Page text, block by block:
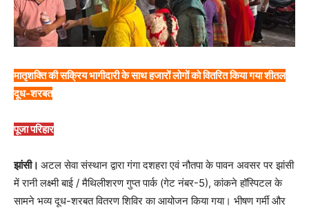
मातृशक्ति की सक्रिय भागीदारी के साथ हजारों लोगों को वितरित किया गया शीतल
दूध-शरबत
पूजा परिहार
झांसी। अटल सेवा संस्थान द्वारा गंगा दशहरा एवं नौतपा के पावन अवसर पर झांसी
में रानी लक्ष्मी बाई / मैथिलीशरण गुप्त पार्क (गेट नंबर-5), कांकने हॉस्पिटल के
सामने भव्य दूध-शरबत वितरण शिविर का आयोजन किया गया। भीषण गर्मी और